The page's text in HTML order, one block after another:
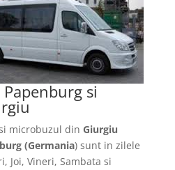
si
microbuzul din Giurgiu
(Germania) sunt in zilele
Joi, Vineri, Sambata si